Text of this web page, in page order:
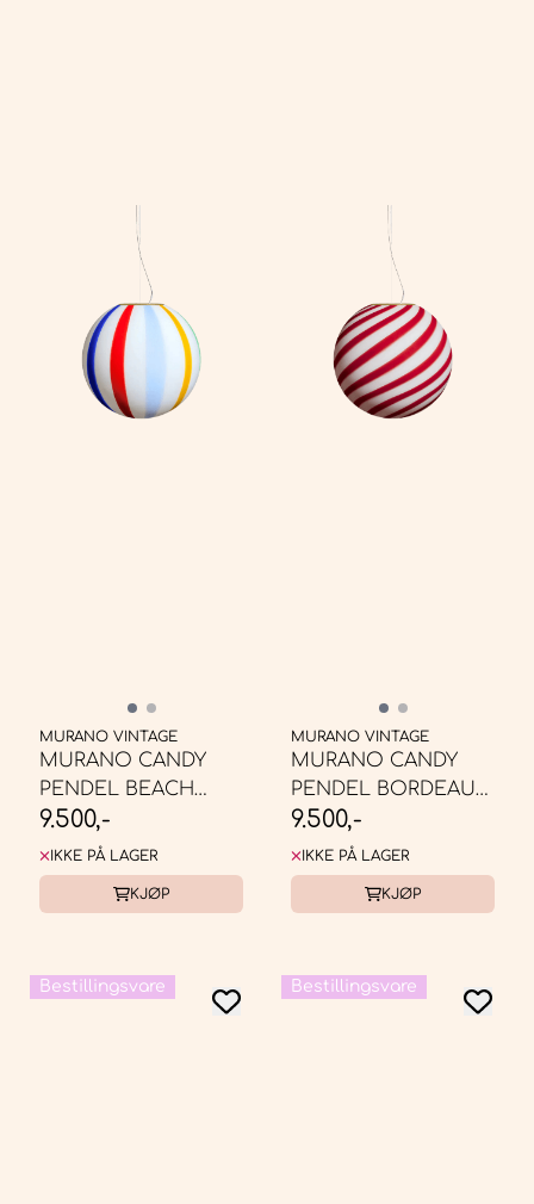
MURANO VINTAGE
MURANO CANDY
PENDEL BEACH
BALL PENDEL * ...
9.500,-
IKKE PÅ LAGER
KJØP
MURANO VINTAGE
MURANO CANDY
PENDEL BORDEAUX
RØD/HVIT SWIRL * ...
9.500,-
IKKE PÅ LAGER
KJØP
Bestillingsvare Bestillingsvare